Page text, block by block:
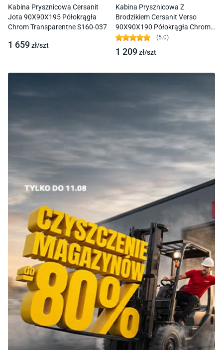
Kabina Prysznicowa Cersanit
Jota 90X90X195 Półokrągła
Chrom Transparentne S160-037
1 659zł/szt
Kabina Prysznicowa Z
Brodzikiem Cersanit Verso
90X90X190 Półokrągła Chrom
S4031-003
(5.0)
1 209zł/szt